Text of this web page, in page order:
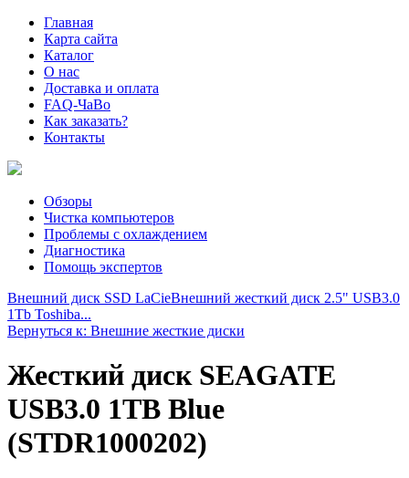
Главная
Карта сайта
Каталог
О нас
Доставка и оплата
FAQ-ЧаВо
Как заказать?
Контакты
Обзоры
Чистка компьютеров
Проблемы с охлаждением
Диагностика
Помощь экспертов
Внешний диск SSD LaCieВнешний жесткий диск 2.5" USB3.0
1Tb Toshiba...
Вернуться к: Внешние жесткие диски
Жесткий диск SEAGATE
USB3.0 1TB Blue
(STDR1000202)